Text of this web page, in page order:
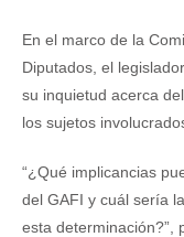
En el marco de la
Diputados, el
su inquietud acerca
los sujetos
“¿Qué implicancias
del GAFI y cuál sería
esta determinación?”,